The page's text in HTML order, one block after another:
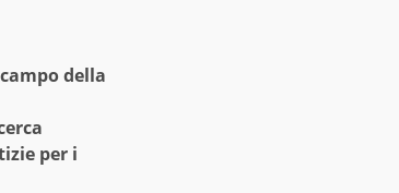
della
per i